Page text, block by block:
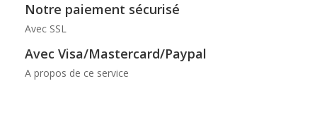
Notre paiement sécurisé
Avec SSL
Avec Visa/Mastercard/Paypal
A propos de ce service